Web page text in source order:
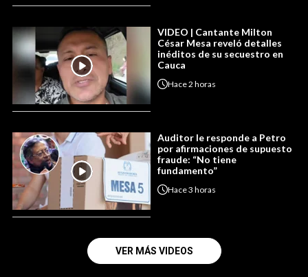
VIDEO | Cantante Milton
César Mesa reveló detalles
inéditos de su secuestro en
Cauca
Hace2 horas
Auditor le responde a Petro
por afirmaciones de supuesto
fraude: “No tiene
fundamento”
Hace3 horas
VER MÁS VIDEOS